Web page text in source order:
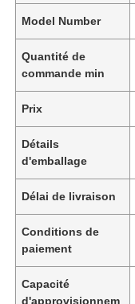
Model Number
Quantité de
commande min
Prix
Détails
d'emballage
Délai de livraison
Conditions de
paiement
Capacité
d'approvisionnem